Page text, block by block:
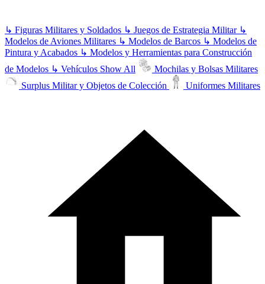
↳ Figuras Militares y Soldados ↳ Juegos de Estrategia Militar ↳
Modelos de Aviones Militares ↳ Modelos de Barcos ↳ Modelos de
Pintura y Acabados ↳ Modelos y Herramientas para Construcción
de Modelos ↳ Vehículos Show All
Mochilas y Bolsas Militares
Surplus Militar y Objetos de Colección
Uniformes Militares